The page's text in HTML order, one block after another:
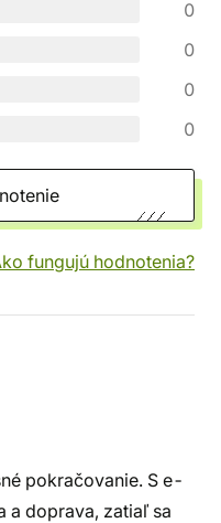
0
0
0
0
fungujú hodnotenia?
pokračovanie. S e-
a doprava, zatiaľ sa